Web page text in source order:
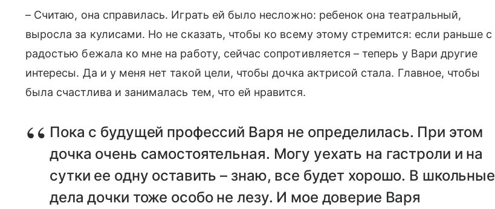
– Считаю, она справилась. Играть ей было несложно: ребенок она театральный,
выросла за кулисами. Но не сказать, чтобы ко всему этому стремится: если раньше с
радостью бежала ко мне на работу, сейчас сопротивляется – теперь у Вари другие
интересы. Да и у меня нет такой цели, чтобы дочка актрисой стала. Главное, чтобы
была счастлива и занималась тем, что ей нравится.
Пока с будущей профессий Варя не определилась. При этом
дочка очень самостоятельная. Могу уехать на гастроли и на
сутки ее одну оставить – знаю, все будет хорошо. В школьные
дела дочки тоже особо не лезу. И мое доверие Варя